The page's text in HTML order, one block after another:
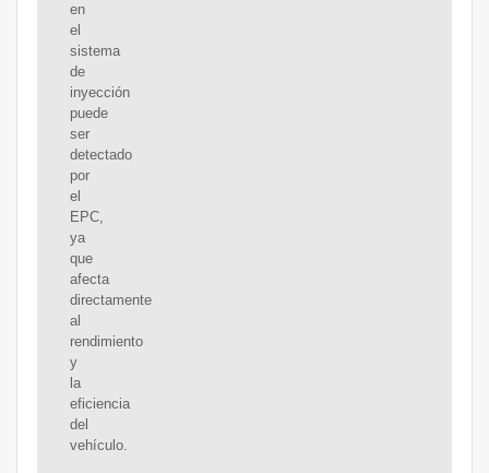
en
el
sistema
de
inyección
puede
ser
detectado
por
el
EPC,
ya
que
afecta
directamente
al
rendimiento
y
la
eficiencia
del
vehículo.